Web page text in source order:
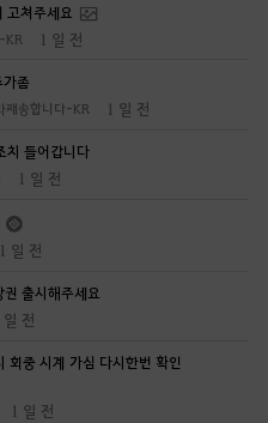
고쳐주세요
KR 1 일 전
가좀
째송합니다-KR 1 일 전
치 들어갑니다
1 일 전
1 일 전
출시해주세요
일 전
회중 시계 가심 다시한번 확인
1 일 전